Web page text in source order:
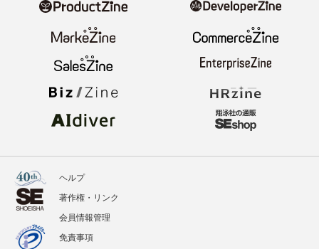
ヘルプ
著作権・リンク
会員情報管理
免責事項